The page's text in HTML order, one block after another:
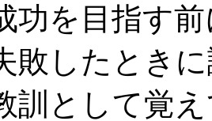
を目指す前
したときに
として覚え